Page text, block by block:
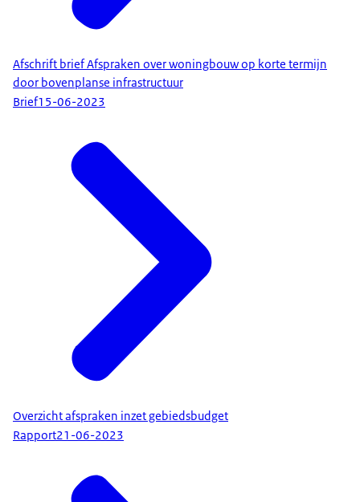
Afschrift brief Afspraken over woningbouw op korte termijn
door bovenplanse infrastructuur
Brief15-06-2023
Overzicht afspraken inzet gebiedsbudget
Rapport21-06-2023